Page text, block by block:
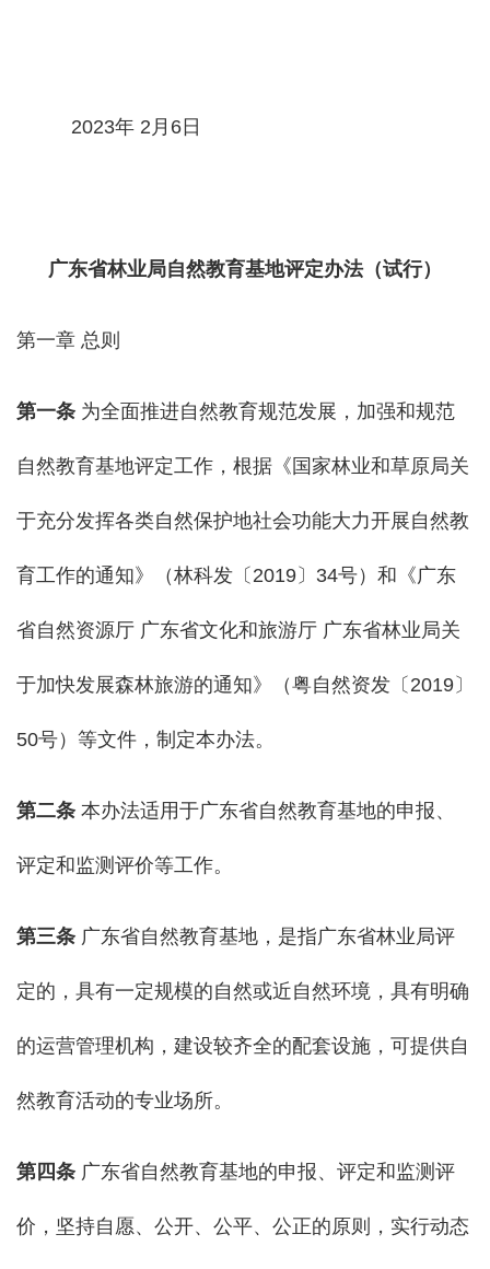
2023年 2月6日
广东省林业局自然教育基地评定办法（试行）
第一章 总则
第一条 为全面推进自然教育规范发展，加强和规范
自然教育基地评定工作，根据《国家林业和草原局关
于充分发挥各类自然保护地社会功能大力开展自然教
育工作的通知》（林科发〔2019〕34号）和《广东
省自然资源厅 广东省文化和旅游厅 广东省林业局关
于加快发展森林旅游的通知》（粤自然资发〔2019〕
50号）等文件，制定本办法。
第二条 本办法适用于广东省自然教育基地的申报、
评定和监测评价等工作。
第三条 广东省自然教育基地，是指广东省林业局评
定的，具有一定规模的自然或近自然环境，具有明确
的运营管理机构，建设较齐全的配套设施，可提供自
然教育活动的专业场所。
第四条 广东省自然教育基地的申报、评定和监测评
价，坚持自愿、公开、公平、公正的原则，实行动态